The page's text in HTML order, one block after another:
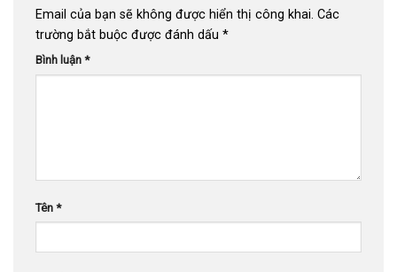
Email của bạn sẽ không được hiển thị công khai. Các
trường bắt buộc được đánh dấu *
Bình luận *
Tên *